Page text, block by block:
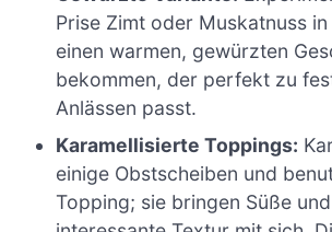
Prise Zimt oder Muskatnuss
einen warmen, gewürzten
bekommen, der perfekt zu
Anlässen passt.
Karamellisierte Toppings:
einige Obstscheiben und
Topping; sie bringen Süße